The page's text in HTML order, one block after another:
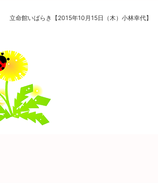
立命館いばらき【2015年10月15日（木）小林幸代】